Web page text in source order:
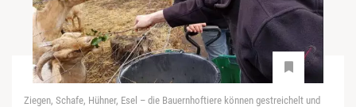
Ziegen, Schafe, Hühner, Esel – die Bauernhoftiere können gestreichelt und